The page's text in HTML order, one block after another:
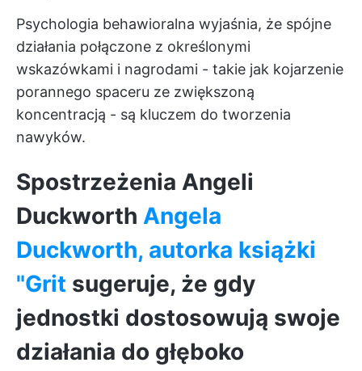
Psychologia behawioralna wyjaśnia, że spójne
działania połączone z określonymi
wskazówkami i nagrodami - takie jak kojarzenie
porannego spaceru ze zwiększoną
koncentracją - są kluczem do tworzenia
nawyków.
Spostrzeżenia Angeli
Duckworth Angela
Duckworth, autorka książki
"Grit sugeruje, że gdy
jednostki dostosowują swoje
działania do głęboko